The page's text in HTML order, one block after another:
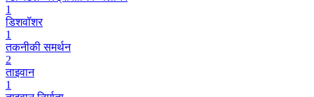
1
डिशवॉशर
1
तकनीकी समर्थन
2
ताइवान
1